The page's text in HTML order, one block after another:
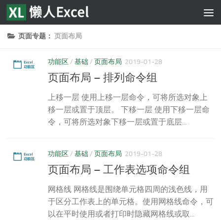
跳至内容
页面专题： 页面布局
功能区/ 基础 / 页面布局 2019-01-28
页面布局 – 排列命令组
上移一层 使用上移一层命令，可将所选对象上
移一层或置于顶层。 下移一层 使用下移一层命
令，可将所选对象下移一层或置于底层...
功能区/ 基础 / 页面布局 2019-01-28
页面布局 – 工作表选项命令组
网格线 网格线是围绕单元格四周的浅色线，用
于区分工作表上的单元格。使用网格线命令，可
以在平时使用或者打印时隐藏网格线或取...